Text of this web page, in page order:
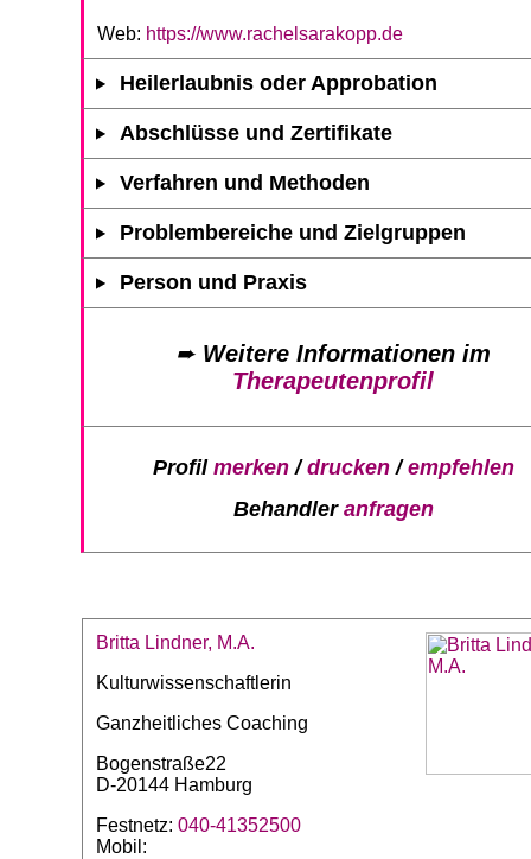
Web: https://www.rachelsarakopp.de
Heilerlaubnis oder Approbation
Abschlüsse und Zertifikate
Verfahren und Methoden
Problembereiche und Zielgruppen
Person und Praxis
➨ Weitere Informationen im
Therapeutenprofil
Profil merken/drucken/empfehlen
Behandler anfragen
Britta Lindner, M.A.
Kulturwissenschaftlerin
Ganzheitliches Coaching
Bogenstraße22
D-20144 Hamburg
Festnetz: 040-41352500
Mobil: